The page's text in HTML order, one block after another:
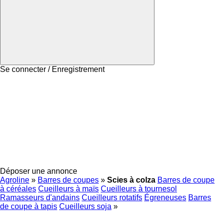
Se connecter / Enregistrement
Déposer une annonce
Agroline » Barres de coupes » Scies à colza Barres de coupe
à céréales Cueilleurs à maïs Cueilleurs à tournesol
Ramasseurs d'andains Cueilleurs rotatifs Égreneuses Barres
de coupe à tapis Cueilleurs soja »